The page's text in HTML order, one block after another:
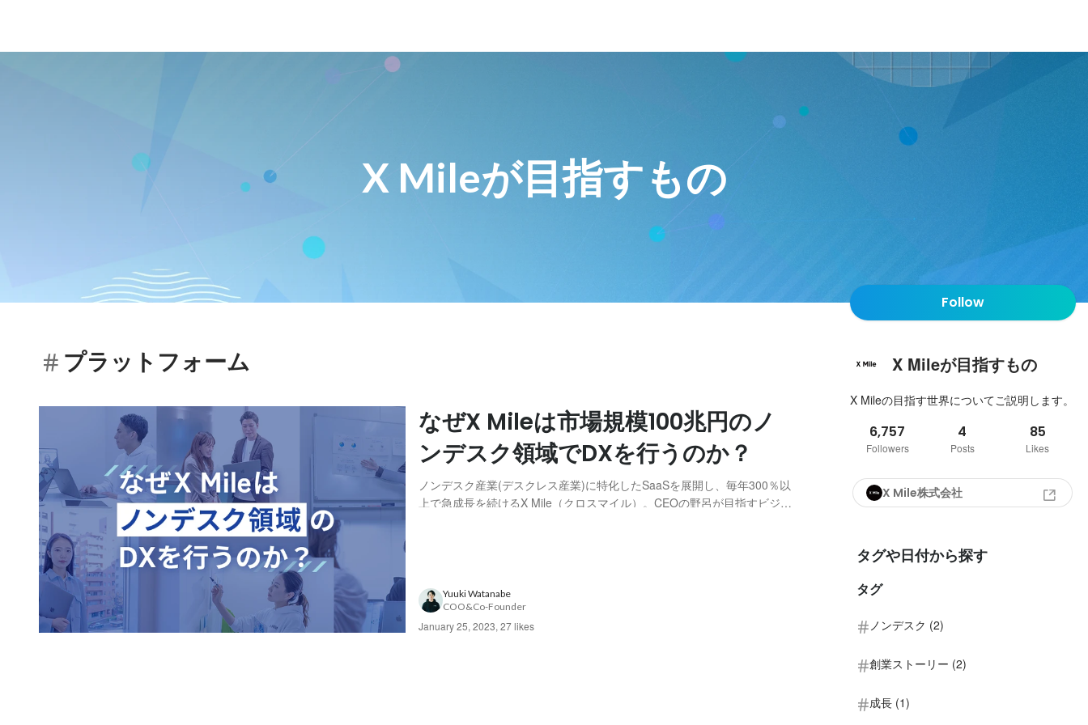
X Mileが目指すもの
プラットフォーム
なぜX Mileは市場規模100兆円のノ
ンデスク領域でDXを行うのか？
ノンデスク産業(デスクレス産業)に特化したSaaSを展開し、毎年300％以
上で急成長を続けるX Mile（クロスマイル）。CEOの野呂が目指すビジョ
Yuuki Watanabe
COO&Co-Founder
January 25, 2023, 27 likes
Follow
X Mileが目指すもの
X Mileの目指す世界についてご説明します。
6,757
Followers
4
Posts
85
Likes
X Mile株式会社
タグや日付から探す
タグ
ノンデスク (2)
創業ストーリー (2)
成長 (1)